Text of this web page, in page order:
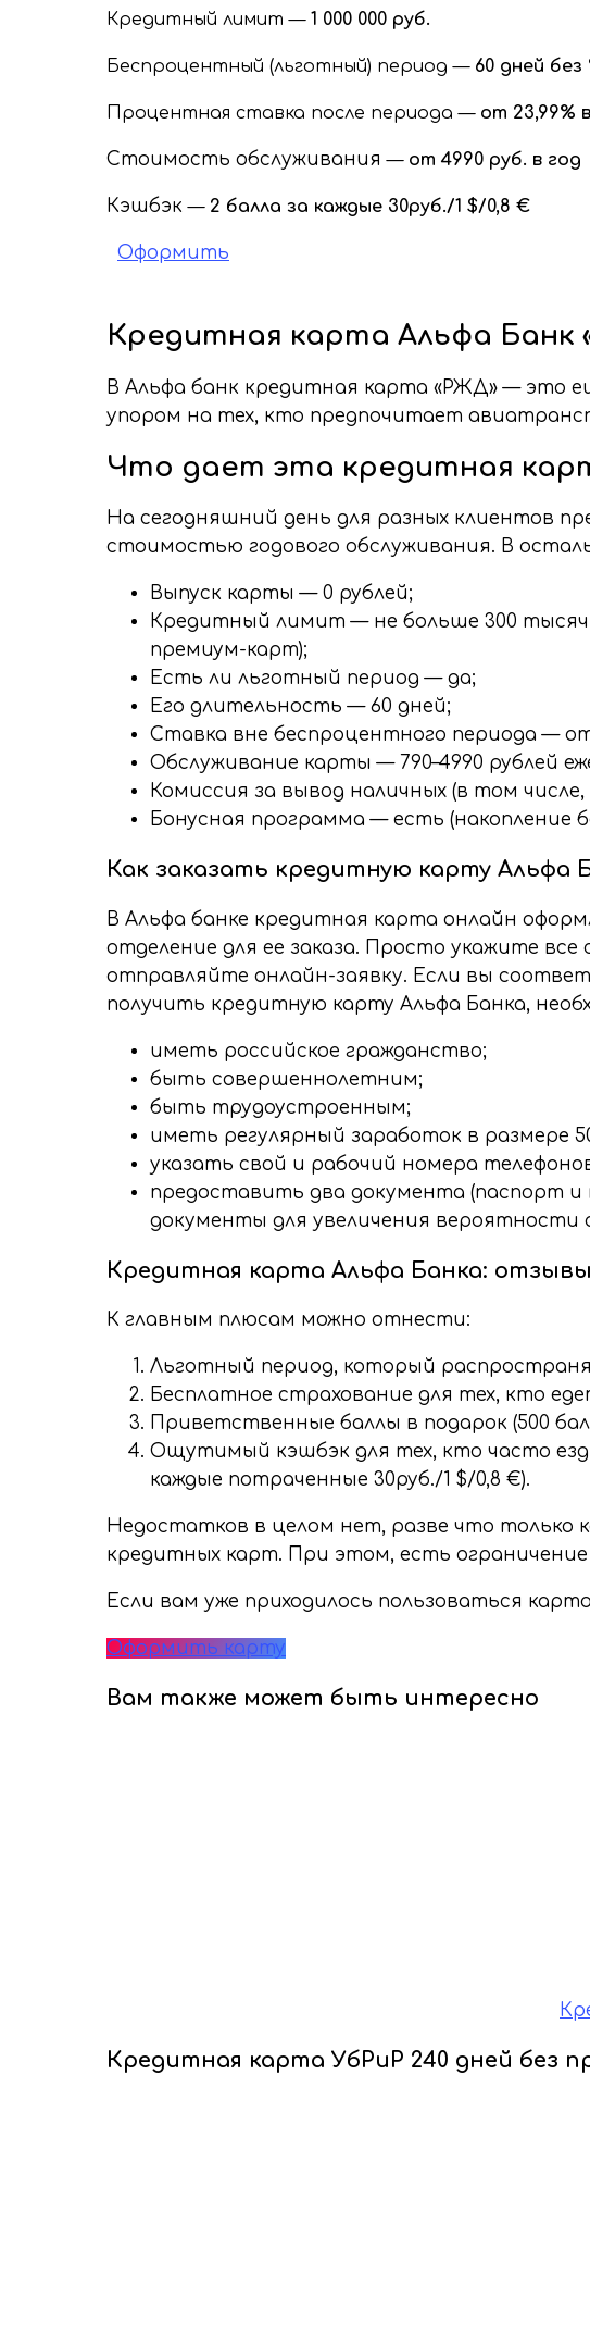
Кредитный лимит — 1 000 000 руб.
Беспроцентный (льготный) период — 60 дней без
Процентная ставка после периода — от 23,99%
Стоимость обслуживания— от 4990 руб. в год
Кэшбэк— 2 балла за каждые 30руб./1 $/0,8 €
Оформить
Кредитная карта Альфа Банк
В Альфа банк кредитная карта «РЖД» — это
упором на тех, кто предпочитает
Что дает эта кредитная
На сегодняшний день для разных клиентов
стоимостью годового обслуживания. В
Выпуск карты — 0 рублей;
Кредитный лимит — не больше 300 тысяч
премиум-карт);
Есть ли льготный период — да;
Его длительность — 60 дней;
Ставка вне беспроцентного периода — от
Обслуживание карты — 790–4990 рублей
Комиссия за вывод наличных (в том числе,
Бонусная программа — есть (накопление
Как заказать кредитную карту Альфа
В Альфа банке кредитная карта онлайн
отделение для ее заказа. Просто укажите
отправляйте онлайн-заявку. Если вы
получить кредитную карту Альфа Банка,
иметь российское гражданство;
быть совершеннолетним;
быть трудоустроенным;
иметь регулярный заработок в размере
указать свой и рабочий номера
предоставить два документа (паспорт
документы для увеличения вероятности
Кредитная карта Альфа Банка:
К главным плюсам можно отнести:
Льготный период, который
Бесплатное страхование для тех, кто
Приветственные баллы в подарок (500
Ощутимый кэшбэк для тех, кто часто
каждые потраченные 30руб./1 $/0,8 €).
Недостатков в целом нет, разве что только
кредитных карт. При этом, есть
Если вам уже приходилось пользоваться
Оформить карту
Вам также может быть интересно
Кредитная карта УбРиР 240 дней без